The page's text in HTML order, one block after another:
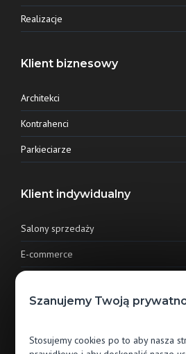
Realizacje
Klient biznesowy
Architekci
Kontrahenci
Parkieciarze
Klient indywidualny
Salony sprzedaży
E-commerce
Kontakt
Szanujemy Twoją
Stosujemy cookies po to aby nasza